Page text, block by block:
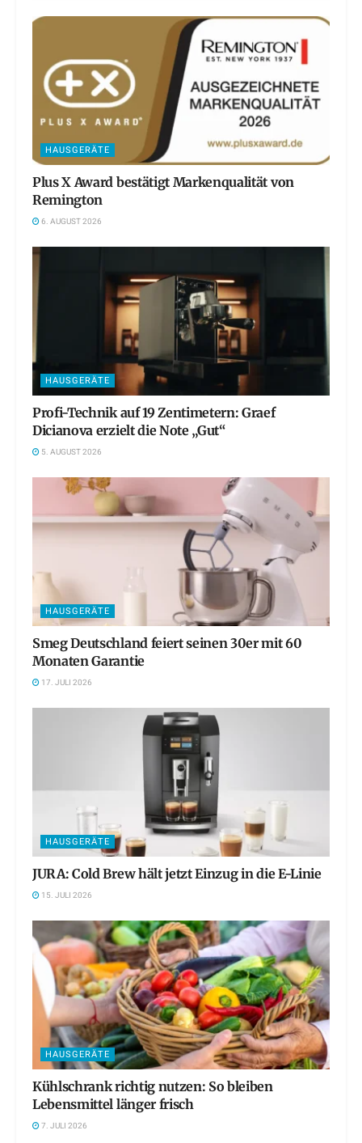
HAUSGERÄTE
Plus X Award bestätigt Markenqualität von
Remington
6. AUGUST 2026
HAUSGERÄTE
Profi-Technik auf 19 Zentimetern: Graef
Dicianova erzielt die Note „Gut“
5. AUGUST 2026
HAUSGERÄTE
Smeg Deutschland feiert seinen 30er mit 60
Monaten Garantie
17. JULI 2026
HAUSGERÄTE
JURA: Cold Brew hält jetzt Einzug in die E-Linie
15. JULI 2026
HAUSGERÄTE
Kühlschrank richtig nutzen: So bleiben
Lebensmittel länger frisch
7. JULI 2026